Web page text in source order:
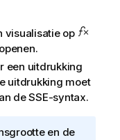
visualisatie op
een uitdrukking
uitdrukking moet
de SSE-syntax.
en de